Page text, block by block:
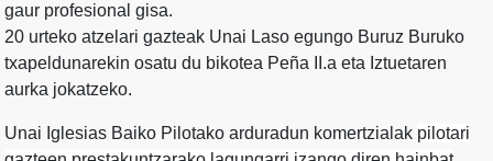
gaur profesional gisa.
20 urteko atzelari gazteak Unai Laso egungo Buruz Buruko
txapeldunarekin osatu du bikotea Peña II.a eta Iztuetaren
aurka jokatzeko.
Unai Iglesias Baiko Pilotako arduradun komertzialak pilotari